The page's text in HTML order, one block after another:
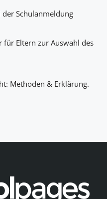
Schulanmeldung
für Eltern zur Auswahl des
Methoden & Erklärung.